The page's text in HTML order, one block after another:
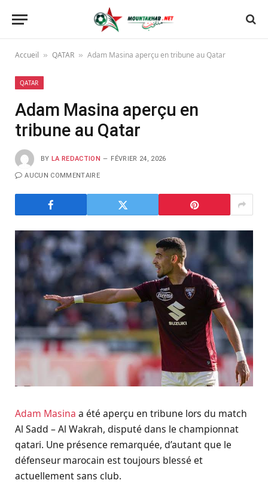
Accueil » QATAR » Adam Masina aperçu en tribune au Qatar
QATAR
Adam Masina aperçu en
tribune au Qatar
BY LA REDACTION FÉVRIER 24, 2026
AUCUN COMMENTAIRE
Adam Masina a été aperçu en tribune lors du match
Al Sadd – Al Wakrah, disputé dans le championnat
qatari. Une présence remarquée, d’autant que le
défenseur marocain est toujours blessé et
actuellement sans club.